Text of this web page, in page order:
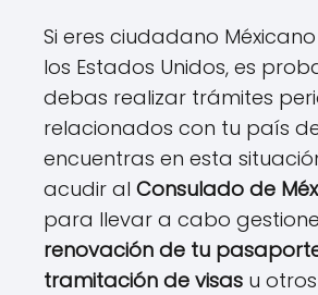
Si eres ciudadano
los Estados Unidos, es
debas realizar trámites
relacionados con tu país
encuentras en esta
acudir al Consulado de
para llevar a cabo
renovación de tu
tramitación de visas u otros